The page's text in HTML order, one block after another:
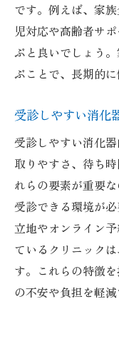
です。例えば、家
児対応や高齢者サ
ぶと良いでしょう
ぶことで、長期的
受診しやすい消化
受診しやすい消化
取りやすさ、待ち
れらの要素が重要
受診できる環境が
立地やオンライン
ているクリニック
す。これらの特徴
の不安や負担を軽減